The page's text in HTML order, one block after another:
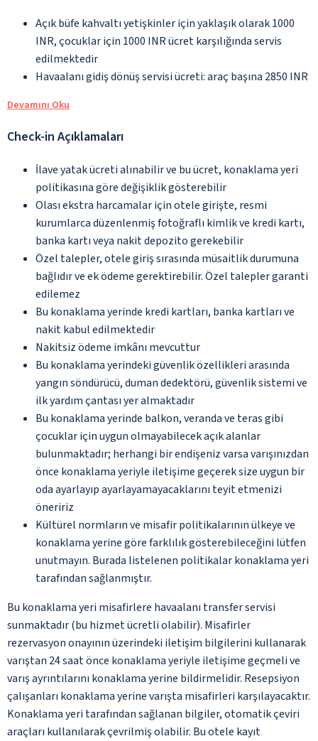
Açık büfe kahvaltı yetişkinler için yaklaşık olarak 1000
INR, çocuklar için 1000 INR ücret karşılığında servis
edilmektedir
Havaalanı gidiş dönüş servisi ücreti: araç başına 2850 INR
Devamını Oku
Check-in Açıklamaları
İlave yatak ücreti alınabilir ve bu ücret, konaklama yeri
politikasına göre değişiklik gösterebilir
Olası ekstra harcamalar için otele girişte, resmi
kurumlarca düzenlenmiş fotoğraflı kimlik ve kredi kartı,
banka kartı veya nakit depozito gerekebilir
Özel talepler, otele giriş sırasında müsaitlik durumuna
bağlıdır ve ek ödeme gerektirebilir. Özel talepler garanti
edilemez
Bu konaklama yerinde kredi kartları, banka kartları ve
nakit kabul edilmektedir
Nakitsiz ödeme imkânı mevcuttur
Bu konaklama yerindeki güvenlik özellikleri arasında
yangın söndürücü, duman dedektörü, güvenlik sistemi ve
ilk yardım çantası yer almaktadır
Bu konaklama yerinde balkon, veranda ve teras gibi
çocuklar için uygun olmayabilecek açık alanlar
bulunmaktadır; herhangi bir endişeniz varsa varışınızdan
önce konaklama yeriyle iletişime geçerek size uygun bir
oda ayarlayıp ayarlayamayacaklarını teyit etmenizi
öneririz
Kültürel normların ve misafir politikalarının ülkeye ve
konaklama yerine göre farklılık gösterebileceğini lütfen
unutmayın. Burada listelenen politikalar konaklama yeri
tarafından sağlanmıştır.
Bu konaklama yeri misafirlere havaalanı transfer servisi
sunmaktadır (bu hizmet ücretli olabilir). Misafirler
rezervasyon onayının üzerindeki iletişim bilgilerini kullanarak
varıştan 24 saat önce konaklama yeriyle iletişime geçmeli ve
varış ayrıntılarını konaklama yerine bildirmelidir. Resepsiyon
çalışanları konaklama yerine varışta misafirleri karşılayacaktır.
Konaklama yeri tarafından sağlanan bilgiler, otomatik çeviri
araçları kullanılarak çevrilmiş olabilir. Bu otele kayıt